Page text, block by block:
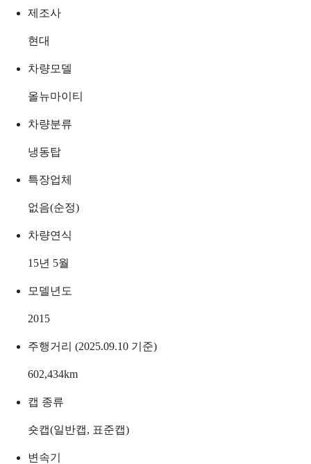
제조사
현대
차량모델
올뉴마이티
차량분류
냉동탑
특장업체
없음(순정)
차량연식
15년 5월
모델년도
2015
주행거리 (2025.09.10 기준)
602,434km
캡 종류
숏캡(일반캡, 표준캡)
변속기